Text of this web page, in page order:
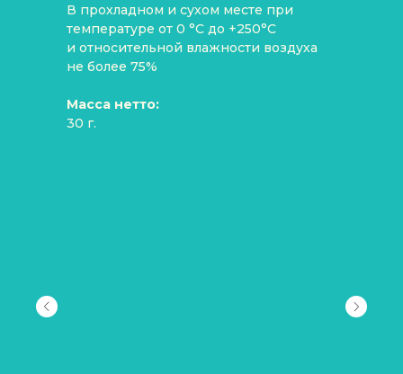
В прохладном и сухом месте при
температуре от 0 °C до +250°C
и относительной влажности воздуха
не более 75%
Масса нетто:
30 г.